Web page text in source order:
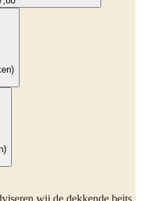
wij de dekkende beits